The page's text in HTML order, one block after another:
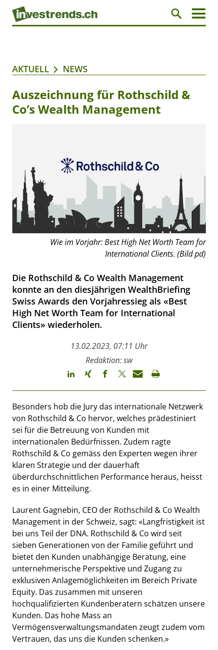
AKTUELL NEWS
Auszeichnung für Rothschild &
Co’s Wealth Management
Wie im Vorjahr: Best High Net Worth Team for
International Clients. (Bild pd)
Die Rothschild & Co Wealth Management
konnte an den diesjährigen WealthBriefing
Swiss Awards den Vorjahressieg als «Best
High Net Worth Team for International
Clients» wiederholen.
13.02.2023, 07:11 Uhr
Redaktion: sw
Besonders hob die Jury das internationale Netzwerk
von Rothschild & Co hervor, welches prädestiniert
sei für die Betreuung von Kunden mit
internationalen Bedürfnissen. Zudem ragte
Rothschild & Co gemäss den Experten wegen ihrer
klaren Strategie und der dauerhaft
überdurchschnittlichen Performance heraus, heisst
es in einer Mitteilung.
Laurent Gagnebin, CEO der Rothschild & Co Wealth
Management in der Schweiz, sagt: «Langfristigkeit ist
bei uns Teil der DNA. Rothschild & Co wird seit
sieben Generationen von der Familie geführt und
bietet den Kunden unabhängige Beratung, eine
unternehmerische Perspektive und Zugang zu
exklusiven Anlagemöglichkeiten im Bereich Private
Equity. Das zusammen mit unseren
hochqualifizierten Kundenberatern schätzen unsere
Kunden. Das hohe Mass an
Vermögensverwaltungsmandaten zeugt zudem vom
Vertrauen, das uns die Kunden schenken.»